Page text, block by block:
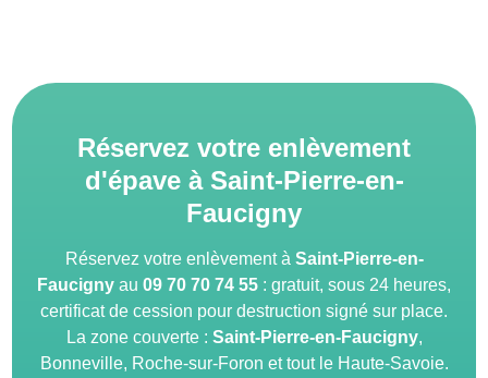
Réservez votre enlèvement
d'épave à Saint-Pierre-en-
Faucigny
Réservez votre enlèvement à Saint-Pierre-en-
Faucigny au 09 70 70 74 55 : gratuit, sous 24 heures,
certificat de cession pour destruction signé sur place.
La zone couverte : Saint-Pierre-en-Faucigny,
Bonneville, Roche-sur-Foron et tout le Haute-Savoie.